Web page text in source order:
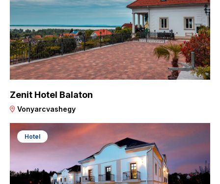
Zenit Hotel Balaton
Vonyarcvashegy
Hotel